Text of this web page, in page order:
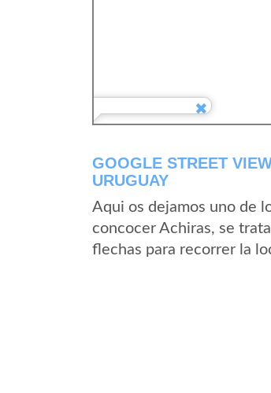
GOOGLE STREET
URUGUAY
Aqui os dejamos uno de
concocer Achiras, se
flechas para recorrer la